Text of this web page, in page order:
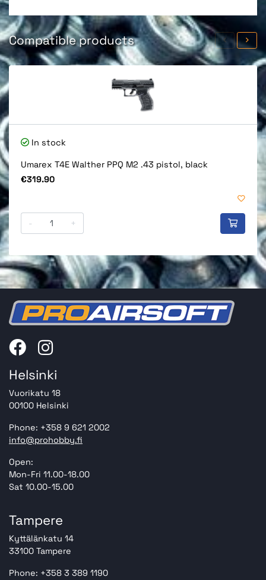
Compatible products
In stock
Umarex T4E Walther PPQ M2 .43 pistol, black
Price
€319.90
- +
Helsinki
Vuorikatu 18
00100 Helsinki
Phone: +358 9 621 2002
info@prohobby.fi
Open:
Mon-Fri 11.00-18.00
Sat 10.00-15.00
Tampere
Kyttälänkatu 14
33100 Tampere
Phone: +358 3 389 1190